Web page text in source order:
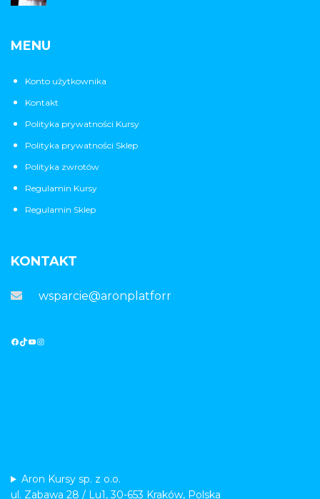
MENU
Konto użytkownika
Kontakt
Polityka prywatności Kursy
Polityka prywatności Sklep
Polityka zwrotów
Regulamin Kursy
Regulamin Sklep
KONTAKT
wsparcie@aronplatforma.pl
Aron Kursy sp. z o.o.
ul. Zabawa 28 / Lu1, 30-653 Kraków, Polska